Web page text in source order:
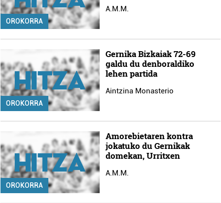
OROKORRA
A.M.M.
OROKORRA
Gernika Bizkaiak 72-69
galdu du denboraldiko
lehen partida
Aintzina Monasterio
OROKORRA
Amorebietaren kontra
jokatuko du Gernikak
domekan, Urritxen
A.M.M.